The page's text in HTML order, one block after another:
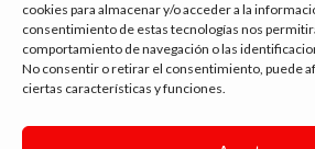
cookies para almacenar y/o acceder a la
consentimiento de estas tecnologías nos
comportamiento de navegación o las
No consentir o retirar el consentimiento, puede
ciertas características y funciones.
tienda vapeo málaga